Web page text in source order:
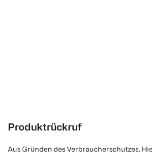
Produktrückruf
Aus Gründen des Verbraucherschutzes.